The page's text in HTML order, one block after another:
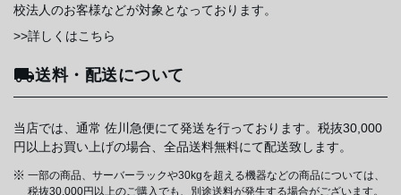
校法人のお客様などが対象となっております。
>>詳しくはこちら
送料・配送について
当店では、通常 佐川急便にて発送を行っております。税抜30,000
円以上お買い上げの場合、全品送料無料にて配送致します。
一部の商品、サーバーラックや30kgを超える機器などの商品については、
税抜30,000円以上のご購入でも、別途送料が発生する場合がございます。